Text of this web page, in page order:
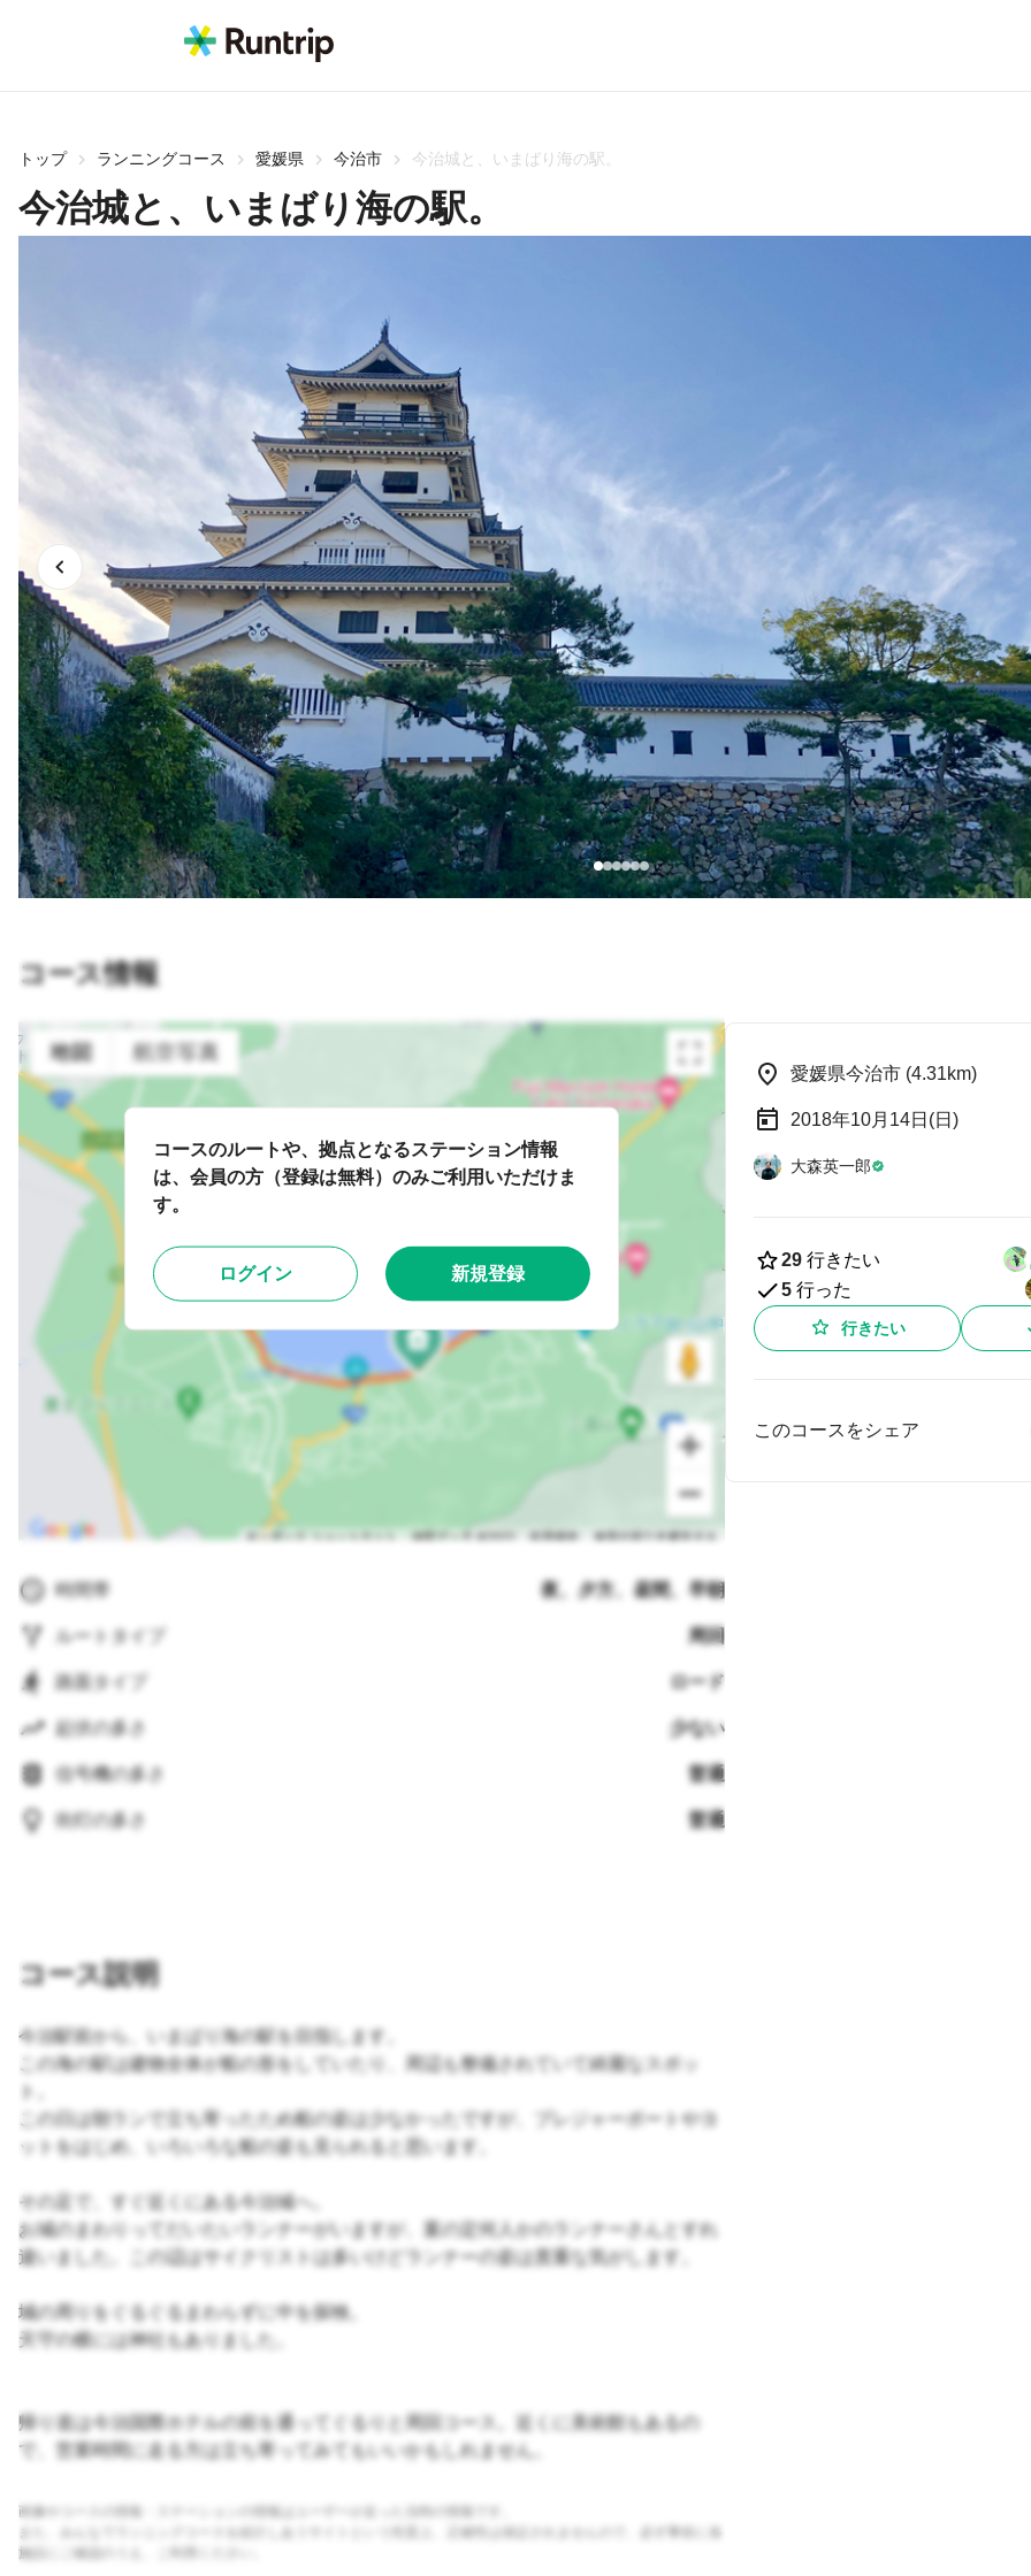
トップ ランニングコース 愛媛県 今治市 今治城と、いまばり海の駅。
今治城と、いまばり海の駅。
コース情報
時間帯 夜、夕方、昼間、早朝
ルートタイプ 周回
路面タイプ ロード
起伏の多さ 少ない
信号機の多さ 普通
街灯の多さ 普通
コース説明
今治駅前から、いまばり海の駅を目指します。
この海の駅は建物全体が船の形をしていたり、周辺も整備されていて綺麗なスポッ
ト。
この日は朝ランで立ち寄ったため船の姿は少なかったですが、プレジャーボートやヨ
ットをはじめ、いろいろな船の姿も見られると思います。
その足で、すぐ近くにある今治城へ。
お城のまわりってだいたいランナーがいますが、案の定何人かのランナーさんとすれ
違いました。この辺はサイクリストは多いけどランナーの姿は貴重な気がします。
城の周りをぐるぐるまわらずに中を探検。
天守の横には神社もありました。
帰り道は今治国際ホテルの前を通ってぐるりと周回コース。近くに美術館もあるの
で、営業時間に走る方は立ち寄ってみてもいいかもしれません。
画像やコースの情報・ステーションの情報はユーザーが走った当時の情報です。
また、みんなでランニングコースを紹介しあうサイトという性質上、正確性は保証されませんので、必ず事前に各
施設にご確認のうえ、ご利用ください。
コースのルートや、拠点となるステーション情報
は、会員の方（登録は無料）のみご利用いただけま
す。
ログイン 新規登録
愛媛県今治市 (4.31km)
2018年10月14日(日)
大森英一郎
29 行きたい
5 行った
行きたい
このコースをシェア